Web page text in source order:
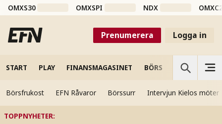
OMXS30 OMXSPI NDX
Prenumerera Logga in
START PLAY FINANSMAGASINET BÖRS VETENSKAP
Börsfrukost EFN Råvaror Börssurr Intervjun Kielos möter
TOPPNYHETER: